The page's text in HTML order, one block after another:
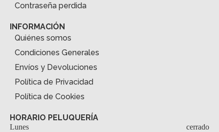
Contraseña perdida
INFORMACIÓN
Quiénes somos
Condiciones Generales
Envíos y Devoluciones
Política de Privacidad
Política de Cookies
HORARIO PELUQUERÍA
Lunes cerrado